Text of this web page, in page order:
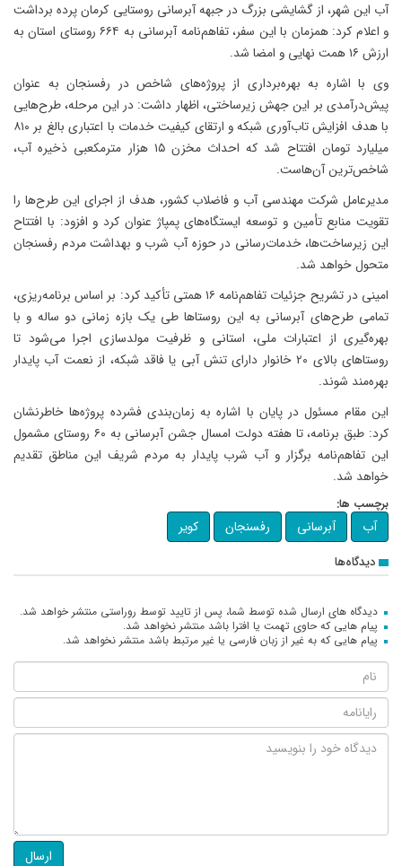
آب این شهر، از گشایشی بزرگ در جبهه آبرسانی روستایی کرمان پرده برداشت
و اعلام کرد: همزمان با این سفر، تفاهم‌نامه آبرسانی به ۶۶۴ روستای استان به
ارزش ۱۶ همت نهایی و امضا شد.
وی با اشاره به بهره‌برداری از پروژه‌های شاخص در رفسنجان به عنوان
پیش‌درآمدی بر این جهش زیرساختی، اظهار داشت: در این مرحله، طرح‌هایی
با هدف افزایش تاب‌آوری شبکه و ارتقای کیفیت خدمات با اعتباری بالغ بر ۸۱۰
میلیارد تومان افتتاح شد که احداث مخزن ۱۵ هزار مترمکعبی ذخیره آب،
شاخص‌ترین آن‌هاست.
مدیرعامل شرکت مهندسی آب و فاضلاب کشور، هدف از اجرای این طرح‌ها را
تقویت منابع تأمین و توسعه ایستگاه‌های پمپاژ عنوان کرد و افزود: با افتتاح
این زیرساخت‌ها، خدمات‌رسانی در حوزه آب شرب و بهداشت مردم رفسنجان
متحول خواهد شد.
امینی در تشریح جزئیات تفاهم‌نامه ۱۶ همتی تأکید کرد: بر اساس برنامه‌ریزی،
تمامی طرح‌های آبرسانی به این روستاها طی یک بازه زمانی دو ساله و با
بهره‌گیری از اعتبارات ملی، استانی و ظرفیت مولدسازی اجرا می‌شود تا
روستاهای بالای ۲۰ خانوار دارای تنش آبی یا فاقد شبکه، از نعمت آب پایدار
بهره‌مند شوند.
این مقام مسئول در پایان با اشاره به زمان‌بندی فشرده پروژه‌ها خاطرنشان
کرد: طبق برنامه، تا هفته دولت امسال جشن آبرسانی به ۶۰ روستای مشمول
این تفاهم‌نامه برگزار و آب شرب پایدار به مردم شریف این مناطق تقدیم
خواهد شد.
برچسب ها:
آب آبرسانی رفسنجان کویر
دیدگاه‌ها
دیدگاه های ارسال شده توسط شما، پس از تایید توسط روراستی منتشر خواهد شد.
پیام هایی که حاوی تهمت یا افترا باشد منتشر نخواهد شد.
پیام هایی که به غیر از زبان فارسی یا غیر مرتبط باشد منتشر نخواهد شد.
ارسال